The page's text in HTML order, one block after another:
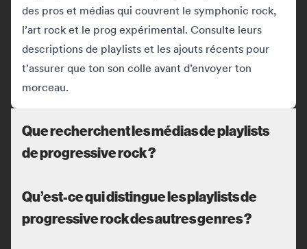
des pros et médias qui couvrent le symphonic rock,
l’art rock et le prog expérimental. Consulte leurs
descriptions de playlists et les ajouts récents pour
t'assurer que ton son colle avant d’envoyer ton
morceau.
Que recherchent les médias de playlists
de progressive rock ?
Qu’est-ce qui distingue les playlists de
progressive rock des autres genres ?